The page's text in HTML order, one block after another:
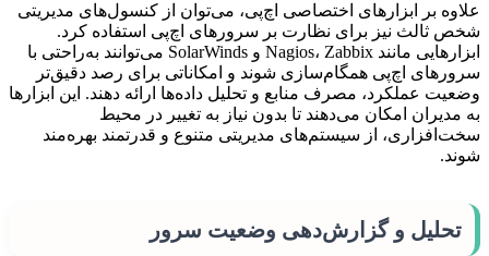
علاوه بر ابزارهای اختصاصی اچ‌پی، می‌توان از کنسول‌های مدیریتی
شخص ثالث نیز برای نظارت بر سرورهای اچ‌پی استفاده کرد.
ابزارهایی مانند Nagios، Zabbix و SolarWinds می‌توانند به‌راحتی با
سرورهای اچ‌پی همگام‌سازی شوند و امکاناتی برای رصد دقیق‌تر
وضعیت عملکرد، مصرف منابع و تحلیل داده‌ها ارائه دهند. این ابزارها
به مدیران امکان می‌دهند تا بدون نیاز به تغییر در محیط
سخت‌افزاری، از سیستم‌های مدیریتی متنوع و قدرتمند بهره‌مند
شوند.
تحلیل و گزارش‌دهی وضعیت سرور